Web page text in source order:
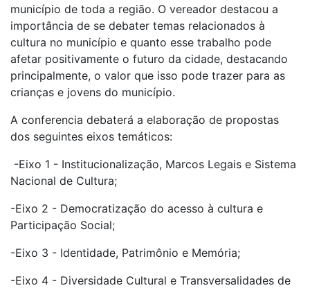
município de toda a região. O vereador destacou a
importância de se debater temas relacionados à
cultura no município e quanto esse trabalho pode
afetar positivamente o futuro da cidade, destacando
principalmente, o valor que isso pode trazer para as
crianças e jovens do município.
A conferencia debaterá a elaboração de propostas
dos seguintes eixos temáticos:
-Eixo 1 - Institucionalização, Marcos Legais e Sistema
Nacional de Cultura;
-Eixo 2 - Democratização do acesso à cultura e
Participação Social;
-Eixo 3 - Identidade, Patrimônio e Memória;
-Eixo 4 - Diversidade Cultural e Transversalidades de